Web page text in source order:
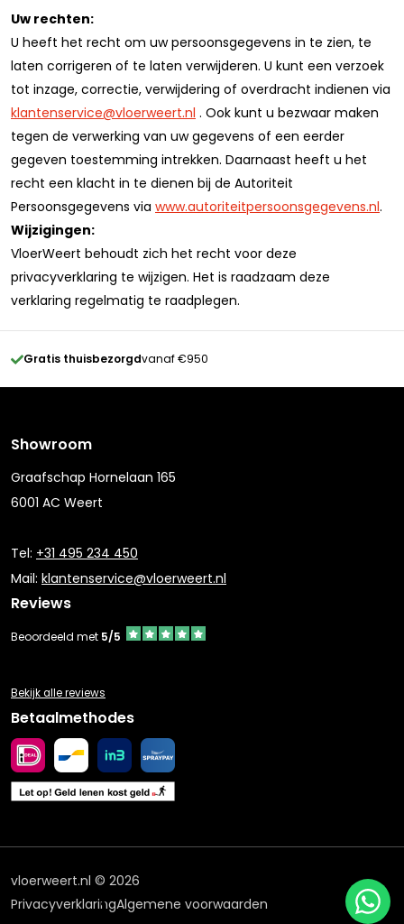
Uw rechten:
U heeft het recht om uw persoonsgegevens in te zien, te
laten corrigeren of te laten verwijderen. U kunt een verzoek
tot inzage, correctie, verwijdering of overdracht indienen via
klantenservice@vloerweert.nl . Ook kunt u bezwaar maken
tegen de verwerking van uw gegevens of een eerder
gegeven toestemming intrekken. Daarnaast heeft u het
recht een klacht in te dienen bij de Autoriteit
Persoonsgegevens via www.autoriteitpersoonsgegevens.nl.
Wijzigingen:
VloerWeert behoudt zich het recht voor deze
privacyverklaring te wijzigen. Het is raadzaam deze
verklaring regelmatig te raadplegen.
Gratis thuisbezorgdvanaf €950
Showroom
Graafschap Hornelaan 165
6001 AC Weert
Tel: +31 495 234 450
Mail: klantenservice@vloerweert.nl
Reviews
Beoordeeld met 5/5
Bekijk alle reviews
Betaalmethodes
vloerweert.nl © 2026
PrivacyverklaringAlgemene voorwaarden